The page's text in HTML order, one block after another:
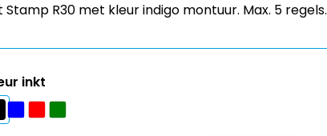
Stamp R30 met kleur indigo montuur. Max. 5 regels.
inkt